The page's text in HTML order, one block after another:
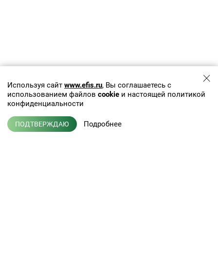
Используя сайт www.efis.ru, Вы соглашаетесь с
использованием файлов cookie и настоящей политикой
конфиденциальности
ПОДТВЕРЖДАЮ Подробнее